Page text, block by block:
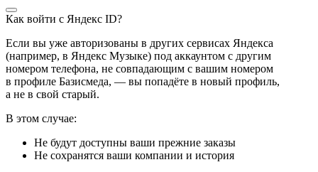
Как войти с Яндекс ID?
Если вы уже авторизованы в других сервисах Яндекса
(например, в Яндекс Музыке) под аккаунтом с другим
номером телефона, не совпадающим с вашим номером
в профиле Базисмеда, — вы попадёте в новый профиль,
а не в свой старый.
В этом случае:
Не будут доступны ваши прежние заказы
Не сохранятся ваши компании и история